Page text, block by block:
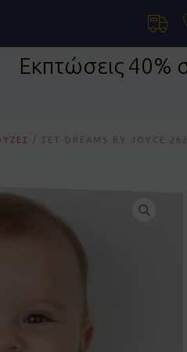
Εκπτώσεις 40%
/ ΣΕΤ DREAMS BY JOYCE